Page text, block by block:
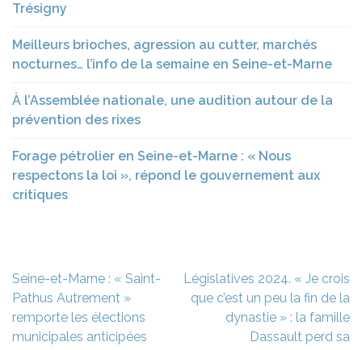
Trésigny
Meilleurs brioches, agression au cutter, marchés
nocturnes… l’info de la semaine en Seine-et-Marne
À l’Assemblée nationale, une audition autour de la
prévention des rixes
Forage pétrolier en Seine-et-Marne : « Nous
respectons la loi », répond le gouvernement aux
critiques
Navigation
de
l’article
Seine-et-Marne : « Saint-
Pathus Autrement »
remporte les élections
municipales anticipées
Législatives 2024. « Je crois
que c’est un peu la fin de la
dynastie » : la famille
Dassault perd sa